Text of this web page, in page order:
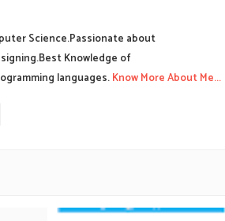
Science.Passionate about
Knowledge of
languages.Know More About Me...